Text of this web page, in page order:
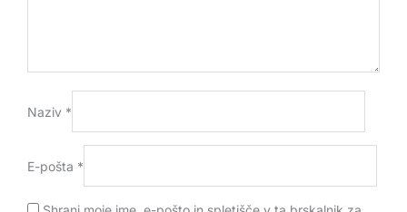
Naziv *
E-pošta *